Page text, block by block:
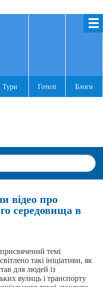
☰
Тури Готелі Блоги
відео про
середовища в
темі
такі ініціативи, як
для людей із
вулиць і транспорту